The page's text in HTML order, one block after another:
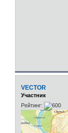
VECTOR
Участник
Рейтинг: